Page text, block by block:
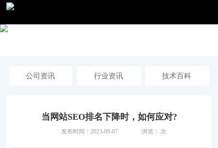
公司资讯 行业资讯 技术百科
当网站SEO排名下降时，如何应对?
发布时间：2023-09-07 浏览： 次